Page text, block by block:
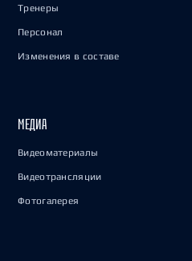
Тренеры
Персонал
Изменения в составе
МЕДИА
Видеоматериалы
Видеотрансляции
Фотогалерея